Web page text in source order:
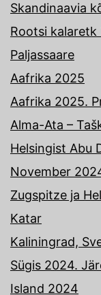
Skandinaavia
Rootsi kalaretk
Paljassaare
Aafrika 2025
Aafrika 2025.
Alma-Ata –
Helsingist Abu
November
Zugspitze ja
Katar
Kaliningrad,
Sügis 2024.
Island 2024